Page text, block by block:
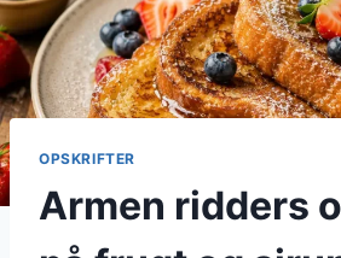
OPSKRIFTER
Armen ridders